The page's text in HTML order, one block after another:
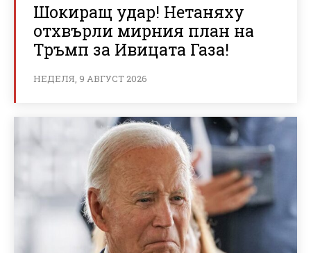
Шокиращ удар! Нетаняху
отхвърли мирния план на
Тръмп за Ивицата Газа!
НЕДЕЛЯ, 9 АВГУСТ 2026